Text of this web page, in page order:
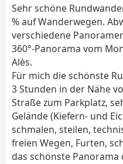
Sehr schöne
% auf Wanderwegen.
verschiedene
360°-Panorama vom
Alès.
Für mich die schönste
3 Stunden in der Nähe
Straße zum Parkplatz,
Gelände (Kiefern- und
schmalen, steilen,
freien Wegen, Furten,
das schönste Panorama